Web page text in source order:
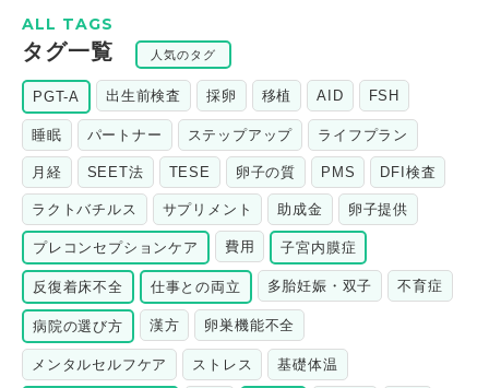
ALL TAGS
タグ一覧 人気のタグ
PGT-A 出生前検査 採卵 移植 AID FSH
睡眠 パートナー ステップアップ ライフプラン
月経 SEET法 TESE 卵子の質 PMS DFI検査
ラクトバチルス サプリメント 助成金 卵子提供
プレコンセプションケア 費用 子宮内膜症
反復着床不全 仕事との両立 多胎妊娠・双子 不育症
病院の選び方 漢方 卵巣機能不全
メンタルセルフケア ストレス 基礎体温